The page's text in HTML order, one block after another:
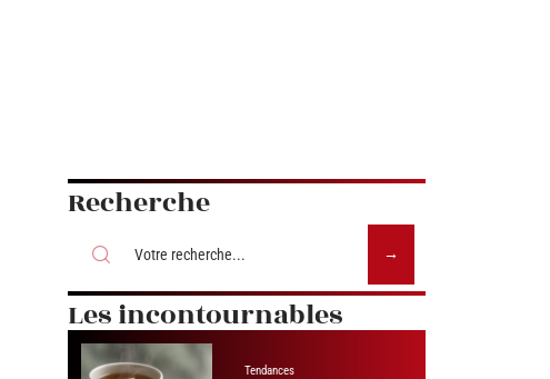
Recherche
Les incontournables
Tendances